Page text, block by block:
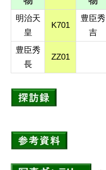
明治天
皇
K701
豊臣秀
吉
豊臣秀
長
ZZ01